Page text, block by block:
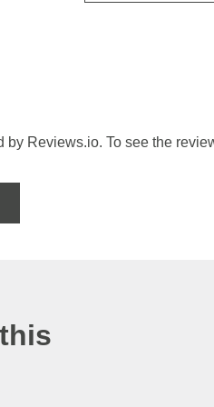
by Reviews.io. To see the